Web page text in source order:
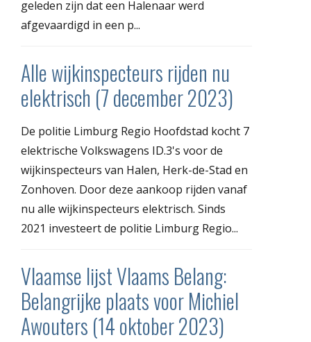
geleden zijn dat een Halenaar werd
afgevaardigd in een p...
Alle wijkinspecteurs rijden nu
elektrisch (7 december 2023)
De politie Limburg Regio Hoofdstad kocht 7
elektrische Volkswagens ID.3's voor de
wijkinspecteurs van Halen, Herk-de-Stad en
Zonhoven. Door deze aankoop rijden vanaf
nu alle wijkinspecteurs elektrisch. Sinds
2021 investeert de politie Limburg Regio...
Vlaamse lijst Vlaams Belang:
Belangrijke plaats voor Michiel
Awouters (14 oktober 2023)